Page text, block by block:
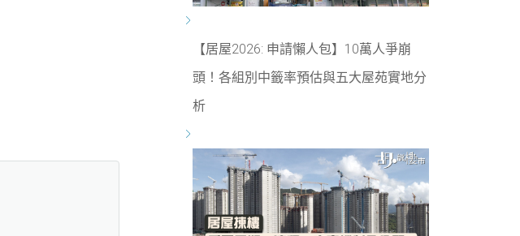
【居屋2026: 申請懶人包】10萬人爭崩
頭！各組別中籤率預估與五大屋苑實地分
析